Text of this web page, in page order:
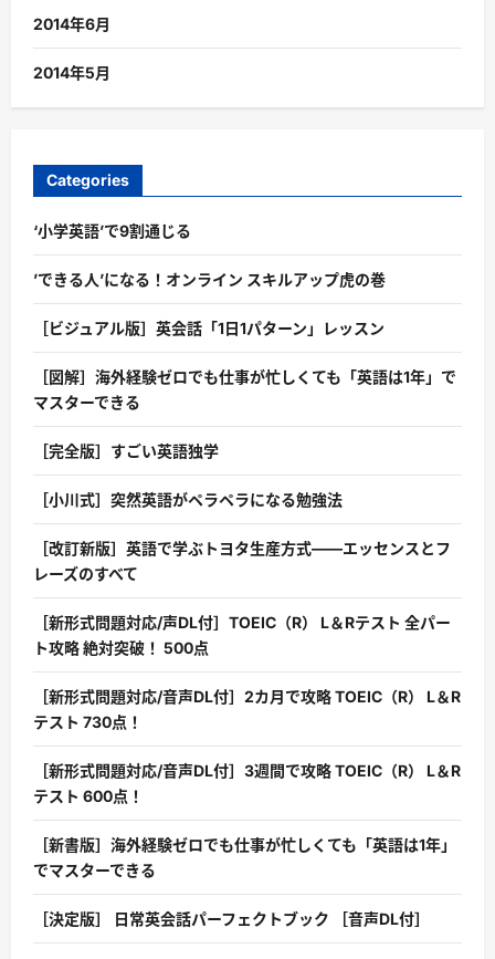
2014年6月
2014年5月
Categories
‘小学英語’で9割通じる
’できる人’になる！オンライン スキルアップ虎の巻
［ビジュアル版］英会話「1日1パターン」レッスン
［図解］海外経験ゼロでも仕事が忙しくても「英語は1年」で
マスターできる
［完全版］すごい英語独学
［小川式］突然英語がペラペラになる勉強法
［改訂新版］英語で学ぶトヨタ生産方式――エッセンスとフ
レーズのすべて
［新形式問題対応/声DL付］TOEIC（R） L＆Rテスト 全パー
ト攻略 絶対突破！ 500点
［新形式問題対応/音声DL付］2カ月で攻略 TOEIC（R） L＆R
テスト 730点！
［新形式問題対応/音声DL付］3週間で攻略 TOEIC（R） L＆R
テスト 600点！
［新書版］海外経験ゼロでも仕事が忙しくても「英語は1年」
でマスターできる
［決定版］ 日常英会話パーフェクトブック ［音声DL付］